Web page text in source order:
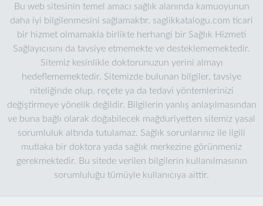
Bu web sitesinin temel amacı sağlık alanında kamuoyunun
daha iyi bilgilenmesini sağlamaktır. saglikkatalogu.com ticari
bir hizmet olmamakla birlikte herhangi bir Sağlık Hizmeti
Sağlayıcısını da tavsiye etmemekte ve desteklememektedir.
Sitemiz kesinlikle doktorunuzun yerini almayı
hedeflememektedir. Sitemizde bulunan bilgiler, tavsiye
niteliğinde olup, reçete ya da tedavi yöntemlerinizi
değiştirmeye yönelik değildir. Bilgilerin yanlış anlaşılmasından
ve buna bağlı olarak doğabilecek mağduriyetten sitemiz yasal
sorumluluk altında tutulamaz. Sağlık sorunlarınız ile ilgili
mutlaka bir doktora yada sağlık merkezine görünmeniz
gerekmektedir. Bu sitede verilen bilgilerin kullanılmasının
sorumluluğu tümüyle kullanıcıya aittir.